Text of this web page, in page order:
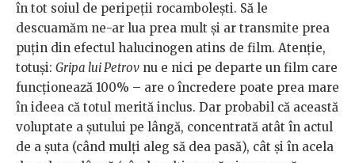
în tot soiul de peripeții rocambolești. Să le
descuamăm ne-ar lua prea mult și ar transmite prea
puțin din efectul halucinogen atins de film. Atenție,
totuși: Gripa lui Petrov nu e nici pe departe un film care
funcționează 100% – are o încredere poate prea mare
în ideea că totul merită inclus. Dar probabil că această
voluptate a șutului pe lângă, concentrată atât în actul
de a șuta (când mulți aleg să dea pasă), cât și în acela